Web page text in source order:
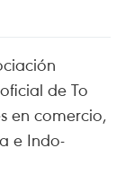
de To
en comercio,
e Indo-